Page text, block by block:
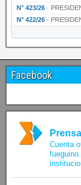
N° 423/26 ·
N° 422/26 ·
Facebook
Cuenta